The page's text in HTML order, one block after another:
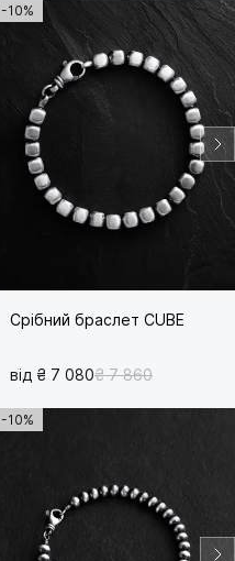
-10%
Срібний браслет CUBE
від ₴ 7 080₴ 7 860
-10%